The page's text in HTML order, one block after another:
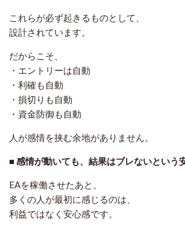
これらが必ず起きるものとして、
設計されています。
だからこそ、
・エントリーは自動
・利確も自動
・損切りも自動
・資金防御も自動
人が感情を挟む余地がありません。
■ 感情が動いても、結果はブレないという
EAを稼働させたあと、
多くの人が最初に感じるのは、
利益ではなく 安心感です。